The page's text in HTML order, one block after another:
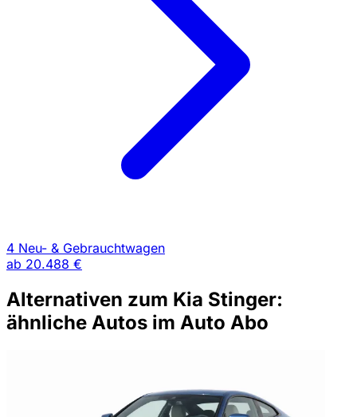
4 Neu- & Gebrauchtwagen
ab 20.488 €
Alternativen zum Kia Stinger:
ähnliche Autos im Auto Abo